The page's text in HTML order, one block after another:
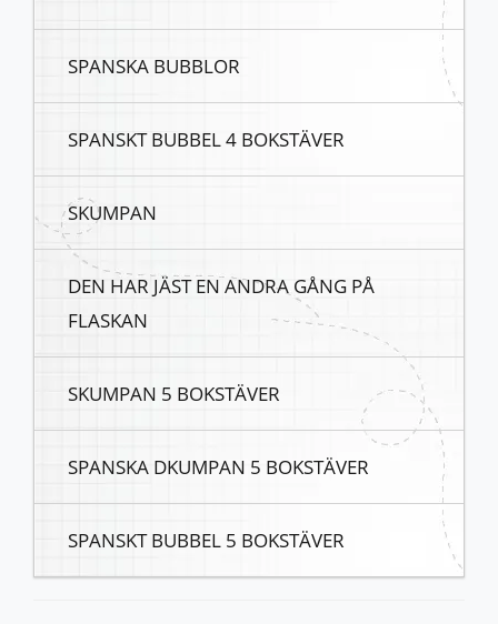
SPANSKA BUBBLOR
SPANSKT BUBBEL 4 BOKSTÄVER
SKUMPAN
DEN HAR JÄST EN ANDRA GÅNG PÅ
FLASKAN
SKUMPAN 5 BOKSTÄVER
SPANSKA DKUMPAN 5 BOKSTÄVER
SPANSKT BUBBEL 5 BOKSTÄVER